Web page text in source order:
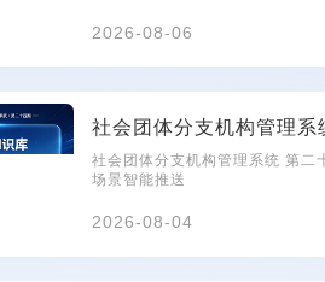
2026-08-06
社会团体分支机构管理系统 第
场景智能推送
2026-08-04